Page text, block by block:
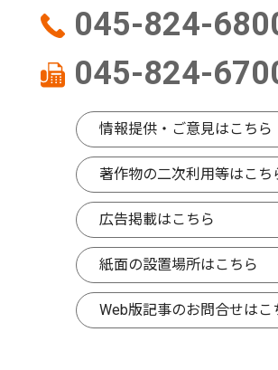
045-824-
045-824-
情報提供・ご意見はこちら
著作物の二次利用等はこち
広告掲載はこちら
紙面の設置場所はこちら
Web版記事のお問合せはこ